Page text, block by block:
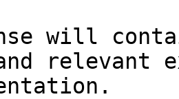
will
relevant